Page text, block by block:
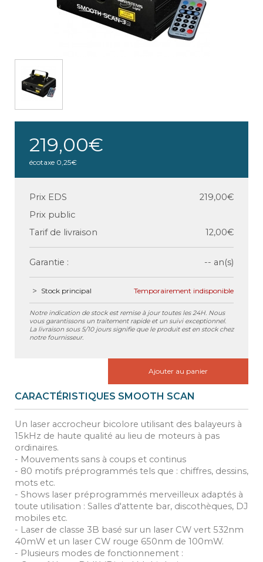
219,00€
écotaxe 0,25€
Prix EDS
219,00€
Prix public
Tarif de livraison
12,00€
Garantie : -- an(s)
Stock principal Temporairement indisponible
Notre indication de stock est remise à jour toutes les 24H. Nous
vous garantissons un traitement rapide et un suivi exceptionnel.
La livraison sous 5/10 jours signifie que le produit est en stock chez
notre fournisseur.
Ajouter au panier
CARACTÉRISTIQUES SMOOTH SCAN
Un laser accrocheur bicolore utilisant des balayeurs à
15kHz de haute qualité au lieu de moteurs à pas
ordinaires.
- Mouvements sans à coups et continus
- 80 motifs préprogrammés tels que : chiffres, dessins,
mots etc.
- Shows laser préprogrammés merveilleux adaptés à
toute utilisation : Salles d'attente bar, discothèques, DJ
mobiles etc.
- Laser de classe 3B basé sur un laser CW vert 532nm
40mW et un laser CW rouge 650nm de 100mW.
- Plusieurs modes de fonctionnement :